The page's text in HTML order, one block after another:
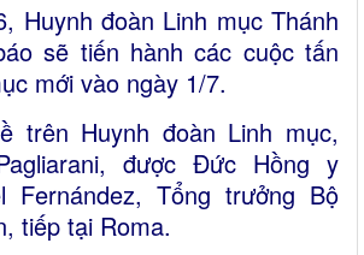
Huynh đoàn Linh mục Thánh
sẽ tiến hành các cuộc tấn
mới vào ngày 1/7.
trên Huynh đoàn Linh mục,
được Đức Hồng y
Fernández, Tổng trưởng Bộ
tiếp tại Roma.